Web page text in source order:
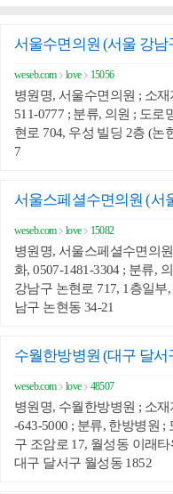
서울수면의원 (서울 강남
weseb.com love 15056
병원명, 서울수면의원 ; 소
511-0777 ; 분류, 의원 ; 도로
현로 704, 우성 빌딩 2층 (논
7
서울스페셜수면의원 (서
weseb.com love 15082
병원명, 서울스페셜수면의
화, 0507-1481-3304 ; 분류,
강남구 논현로 717, 1층일부
남구 논현동 34-21
수월한방병원 (대구 달서
weseb.com love 48507
병원명, 수월한방병원 ; 소
-643-5000 ; 분류, 한방병원 ;
구 조암로 17, 월성동 이래
대구 달서구 월성동 1852